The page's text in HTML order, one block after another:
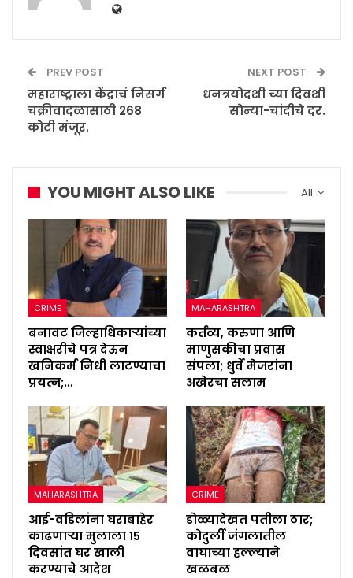
PREV POST
महाराष्ट्राला केंद्राचं निसर्ग
चक्रीवादळासाठी 268
कोटी मंजूर.
NEXT POST
धनत्रयोदशी च्या दिवशी
सोन्या-चांदीचे दर.
All
YOU MIGHT ALSO LIKE
CRIME
बनावट जिल्हाधिकाऱ्यांच्या
स्वाक्षरीचे पत्र देऊन
खनिकर्म निधी लाटण्याचा
प्रयत्न;…
MAHARASHTRA
कर्तव्य, करुणा आणि
माणुसकीचा प्रवास
संपला; धुर्वे मेजरांना
अखेरचा सलाम
MAHARASHTRA
आई-वडिलांना घराबाहेर
काढणाऱ्या मुलाला १५
दिवसांत घर खाली
करण्याचे आदेश
CRIME
डोळ्यादेखत पतीला ठार;
कोदुर्ली जंगलातील
वाघाच्या हल्ल्याने
खळबळ